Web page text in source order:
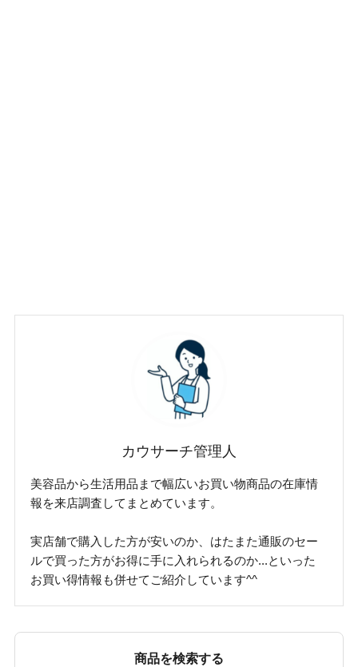
カウサーチ管理人
美容品から生活用品まで幅広いお買い物商品の在庫情
報を来店調査してまとめています。
実店舗で購入した方が安いのか、はたまた通販のセー
ルで買った方がお得に手に入れられるのか...といった
お買い得情報も併せてご紹介しています^^
商品を検索する